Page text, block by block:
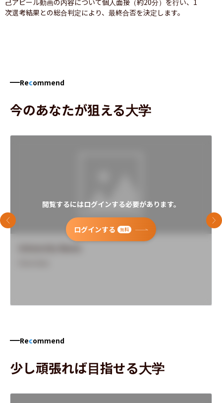
次選考結果との総合判定により、最終合否を決定します。
Recommend
今のあなたが狙える大学
閲覧するにはログインする必要があります。
ログインする 無料
前のスライド 次
Recommend
少し頑張れば目指せる大学